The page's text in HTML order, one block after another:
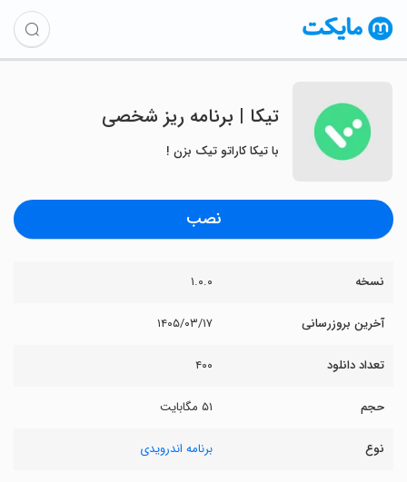
‏‏تیکا | برنامه‌ ریز شخصی
با تیکا کاراتو تیک بزن !
نصب
نسخه ۱.۰.۰
آخرین بروزرسانی ۱۴۰۵/۰۳/۱۷
تعداد دانلود ۴۰۰
حجم ۵۱ مگابایت
نوع برنامه اندرویدی